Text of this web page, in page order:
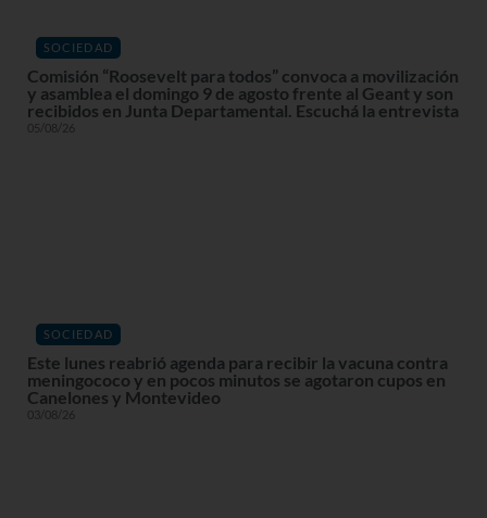
SOCIEDAD
Comisión “Roosevelt para todos” convoca a movilización
y asamblea el domingo 9 de agosto frente al Geant y son
recibidos en Junta Departamental. Escuchá la entrevista
05/08/26
SOCIEDAD
Este lunes reabrió agenda para recibir la vacuna contra
meningococo y en pocos minutos se agotaron cupos en
Canelones y Montevideo
03/08/26